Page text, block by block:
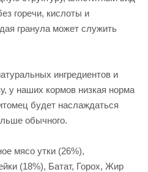
горечи, кислоты и
гранула может служить
ингредиентов и
у наших кормов низкая норма
будет наслаждаться
обычного.
мясо утки (26%),
(18%), Батат, Горох, Жир